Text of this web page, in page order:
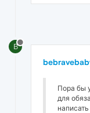
B
Пора бы
для